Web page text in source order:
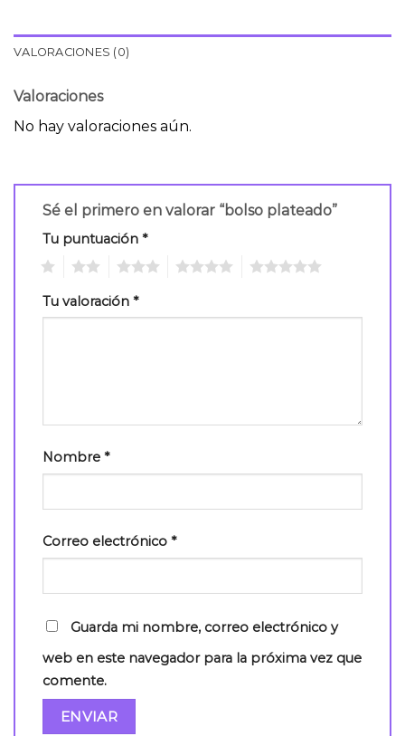
VALORACIONES (0)
Valoraciones
No hay valoraciones aún.
Sé el primero en valorar “bolso plateado”
Tu puntuación *
Tu valoración *
Nombre *
Correo electrónico *
Guarda mi nombre, correo electrónico y
web en este navegador para la próxima vez que
comente.